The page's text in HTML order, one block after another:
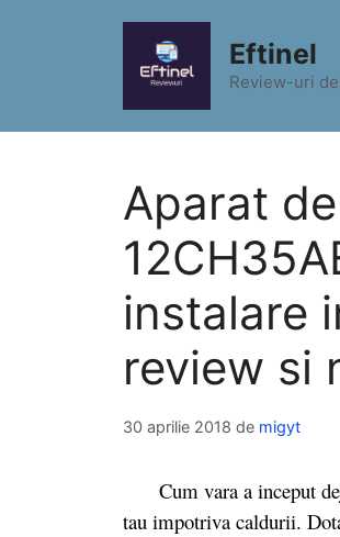
Eftinel
Review-uri
Aparat
instalare
review si
30 aprilie 2018 de migyt
Cum vara a inceput
tau impotriva caldurii.